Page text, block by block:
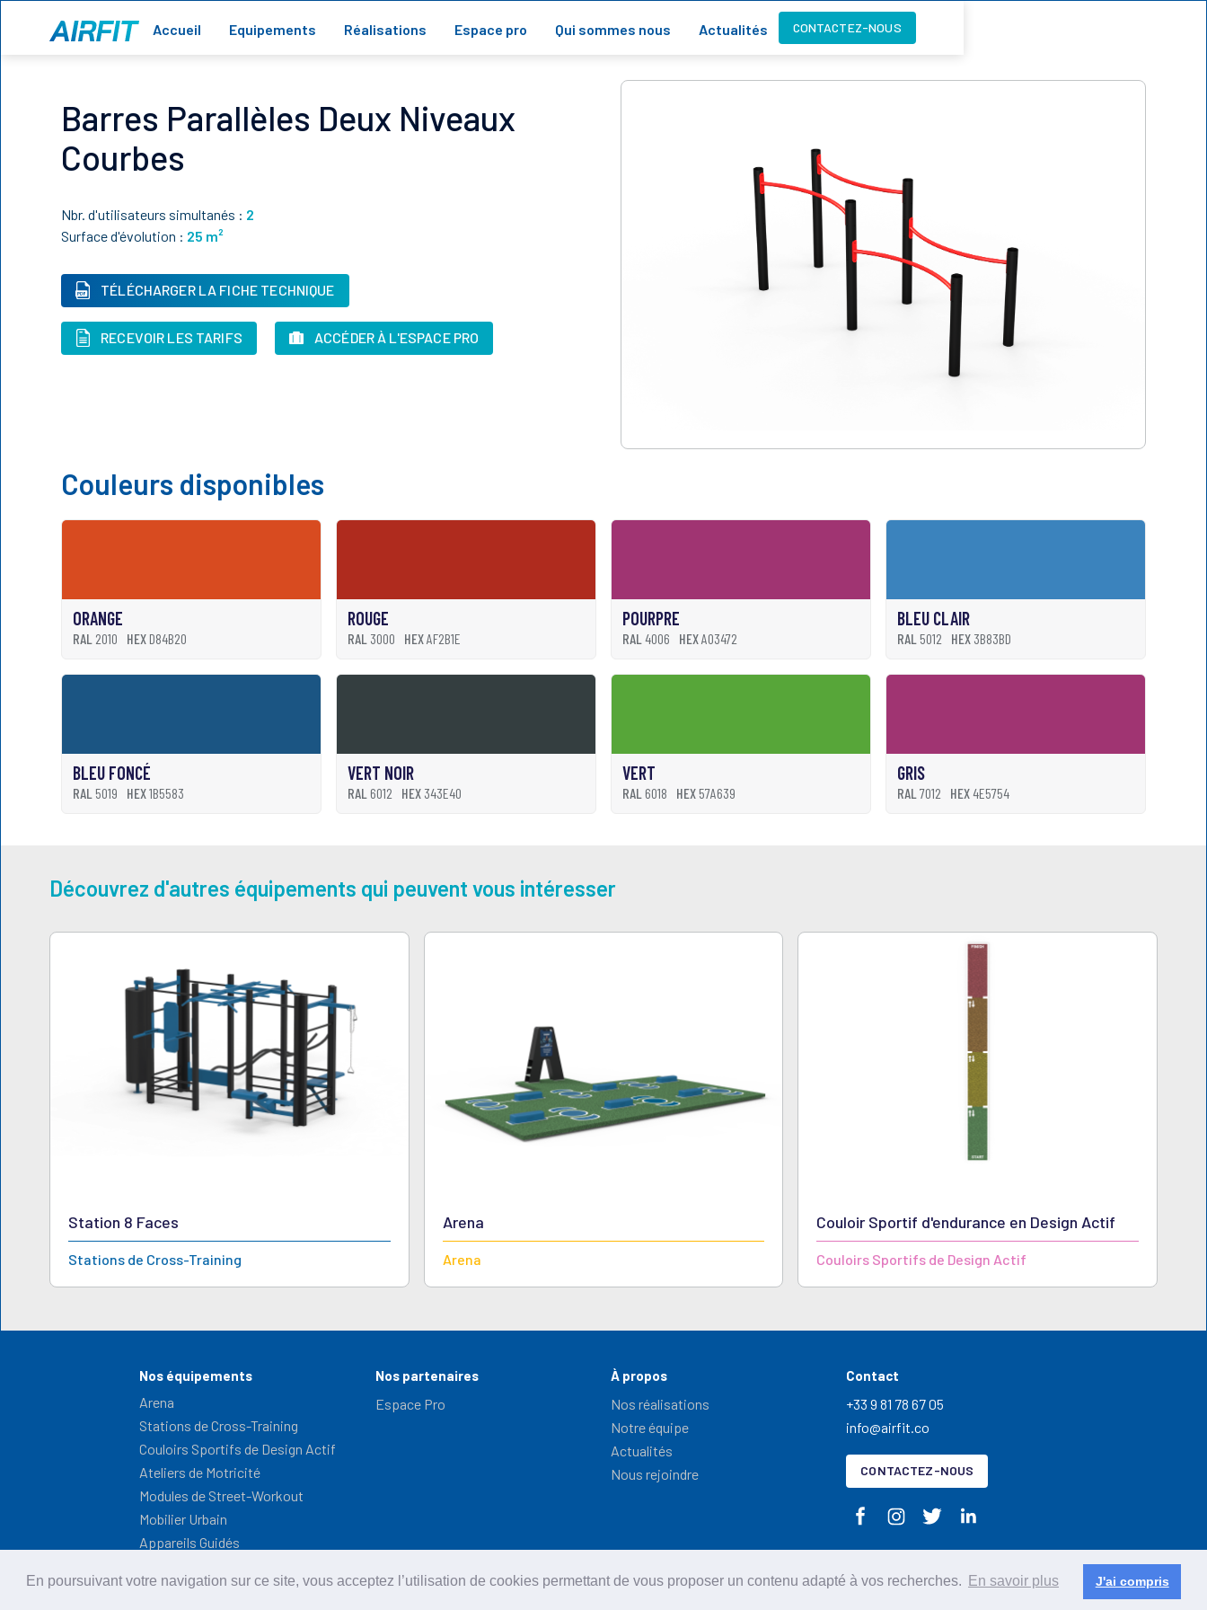
En poursuivant votre navigation sur ce site, vous acceptez l’utilisation de cookies permettant de vous proposer un contenu adapté à vos recherches. En savoir plus J'ai compris
Accueil Equipements Réalisations Espace pro Qui sommes nous Actualités CONTACTEZ-NOUS
Barres Parallèles Deux Niveaux
Courbes
Nbr. d'utilisateurs simultanés : 2
Surface d'évolution : 25 m²
TÉLÉCHARGER LA FICHE TECHNIQUE
RECEVOIR LES TARIFS ACCÉDER À L'ESPACE PRO
Couleurs disponibles
ORANGE
RAL 2010 HEX D84B20
ROUGE
RAL 3000 HEXAF2B1E
POURPRE
RAL 4006 HEXA03472
BLEU CLAIR
RAL 5012 HEX3B83BD
BLEU FONCÉ
RAL 5019 HEX1B5583
VERT NOIR
RAL 6012 HEX 343E40
VERT
RAL 6018 HEX57A639
GRIS
RAL 7012 HEX4E5754
Découvrez d'autres équipements qui peuvent vous intéresser
Station 8 Faces
Stations de Cross-Training
Arena
Arena
Couloir Sportif d'endurance en Design Actif
Couloirs Sportifs de Design Actif
Nos équipements
Arena
Stations de Cross-Training
Couloirs Sportifs de Design Actif
Ateliers de Motricité
Modules de Street-Workout
Mobilier Urbain
Appareils Guidés
Nos partenaires
Espace Pro
À propos
Nos réalisations
Notre équipe
Actualités
Nous rejoindre
Contact
+33 9 81 78 67 05
info@airfit.co
CONTACTEZ-NOUS
CGU Mentions légales Politique en matières de cookies RGPD © 2026 OPTRAKER / AirFit